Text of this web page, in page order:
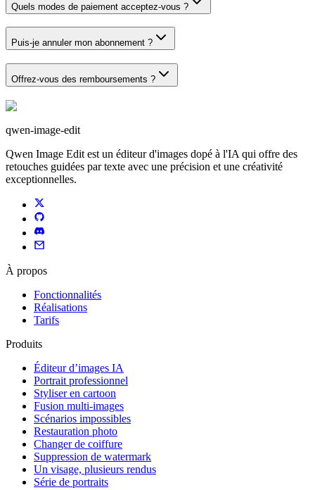
Quels modes de paiement acceptez-vous ?
Puis-je annuler mon abonnement ?
Offrez-vous des remboursements ?
qwen-image-edit
Qwen Image Edit est un éditeur d'images dopé à l'IA qui offre des
retouches guidées par texte avec une précision et une créativité
exceptionnelles.
À propos
Fonctionnalités
Réalisations
Tarifs
Produits
Éditeur d’images IA
Portrait professionnel
Styliser en cartoon
Fusion multi-images
Scénarios impossibles
Restauration photo
Changer de coiffure
Suppression de watermark
Un visage, plusieurs rendus
Série de portraits